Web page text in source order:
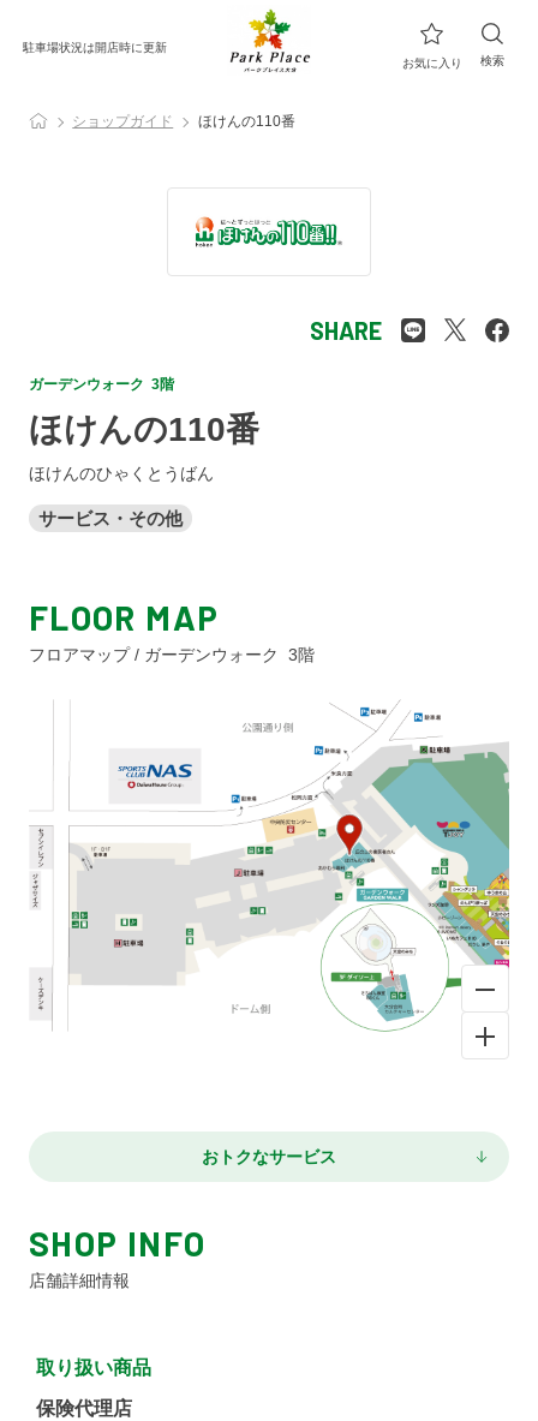
駐車場状況は開店時に更新
お気に入り
検索
ショップガイド ほけんの110番
SHARE
ガーデンウォーク 3階
ほけんの110番
ほけんのひゃくとうばん
サービス・その他
FLOOR MAP
フロアマップ / ガーデンウォーク 3階
おトクなサービス
SHOP INFO
店舗詳細情報
取り扱い商品
保険代理店